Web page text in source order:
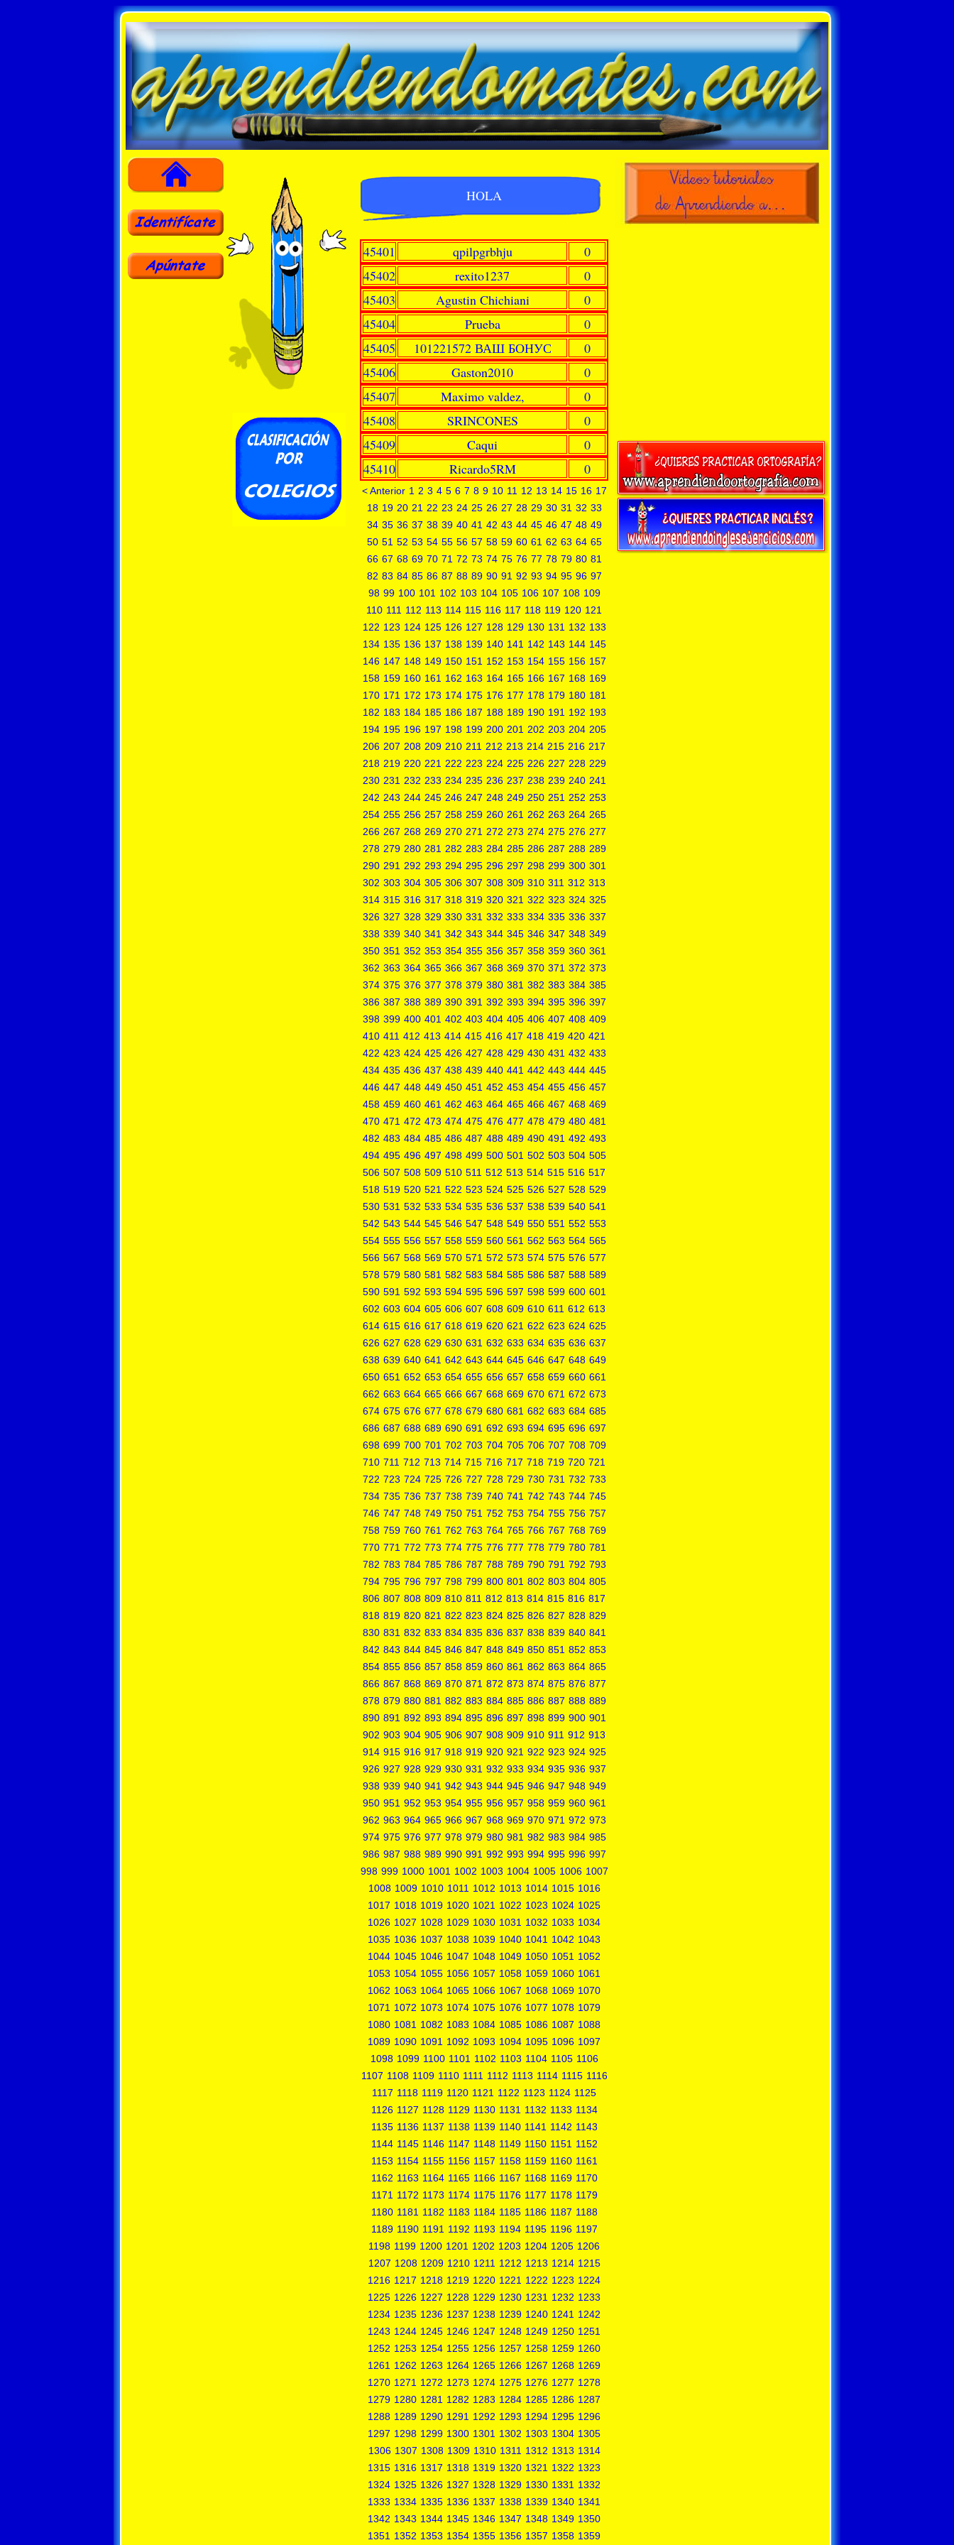
HOLA
45401 qpilpgrbhju
0
45402
rexito1237
0
45403
Agustin Chichiani
0
45404
Prueba
0
45405
101221572 ВАШ БОНУС
0
45406
Gaston2010
0
45407
Maximo valdez,
0
45408
SRINCONES
0
45409
Caqui
0
45410
Ricardo5RM 0
< Anterior 1 2 3 4 5 6 7 8 9 10 11 12 13 14 15 16 17
18 19 20 21 22 23 24 25 26 27 28 29 30 31 32 33
34 35 36 37 38 39 40 41 42 43 44 45 46 47 48 49
50 51 52 53 54 55 56 57 58 59 60 61 62 63 64 65
66 67 68 69 70 71 72 73 74 75 76 77 78 79 80 81
82 83 84 85 86 87 88 89 90 91 92 93 94 95 96 97
98 99 100 101 102 103 104 105 106 107 108 109
110 111 112 113 114 115 116 117 118 119 120 121
122 123 124 125 126 127 128 129 130 131 132 133
134 135 136 137 138 139 140 141 142 143 144 145
146 147 148 149 150 151 152 153 154 155 156 157
158 159 160 161 162 163 164 165 166 167 168 169
170 171 172 173 174 175 176 177 178 179 180 181
182 183 184 185 186 187 188 189 190 191 192 193
194 195 196 197 198 199 200 201 202 203 204 205
206 207 208 209 210 211 212 213 214 215 216 217
218 219 220 221 222 223 224 225 226 227 228 229
230 231 232 233 234 235 236 237 238 239 240 241
242 243 244 245 246 247 248 249 250 251 252 253
254 255 256 257 258 259 260 261 262 263 264 265
266 267 268 269 270 271 272 273 274 275 276 277
278 279 280 281 282 283 284 285 286 287 288 289
290 291 292 293 294 295 296 297 298 299 300 301
302 303 304 305 306 307 308 309 310 311 312 313
314 315 316 317 318 319 320 321 322 323 324 325
326 327 328 329 330 331 332 333 334 335 336 337
338 339 340 341 342 343 344 345 346 347 348 349
350 351 352 353 354 355 356 357 358 359 360 361
362 363 364 365 366 367 368 369 370 371 372 373
374 375 376 377 378 379 380 381 382 383 384 385
386 387 388 389 390 391 392 393 394 395 396 397
398 399 400 401 402 403 404 405 406 407 408 409
410 411 412 413 414 415 416 417 418 419 420 421
422 423 424 425 426 427 428 429 430 431 432 433
434 435 436 437 438 439 440 441 442 443 444 445
446 447 448 449 450 451 452 453 454 455 456 457
458 459 460 461 462 463 464 465 466 467 468 469
470 471 472 473 474 475 476 477 478 479 480 481
482 483 484 485 486 487 488 489 490 491 492 493
494 495 496 497 498 499 500 501 502 503 504 505
506 507 508 509 510 511 512 513 514 515 516 517
518 519 520 521 522 523 524 525 526 527 528 529
530 531 532 533 534 535 536 537 538 539 540 541
542 543 544 545 546 547 548 549 550 551 552 553
554 555 556 557 558 559 560 561 562 563 564 565
566 567 568 569 570 571 572 573 574 575 576 577
578 579 580 581 582 583 584 585 586 587 588 589
590 591 592 593 594 595 596 597 598 599 600 601
602 603 604 605 606 607 608 609 610 611 612 613
614 615 616 617 618 619 620 621 622 623 624 625
626 627 628 629 630 631 632 633 634 635 636 637
638 639 640 641 642 643 644 645 646 647 648 649
650 651 652 653 654 655 656 657 658 659 660 661
662 663 664 665 666 667 668 669 670 671 672 673
674 675 676 677 678 679 680 681 682 683 684 685
686 687 688 689 690 691 692 693 694 695 696 697
698 699 700 701 702 703 704 705 706 707 708 709
710 711 712 713 714 715 716 717 718 719 720 721
722 723 724 725 726 727 728 729 730 731 732 733
734 735 736 737 738 739 740 741 742 743 744 745
746 747 748 749 750 751 752 753 754 755 756 757
758 759 760 761 762 763 764 765 766 767 768 769
770 771 772 773 774 775 776 777 778 779 780 781
782 783 784 785 786 787 788 789 790 791 792 793
794 795 796 797 798 799 800 801 802 803 804 805
806 807 808 809 810 811 812 813 814 815 816 817
818 819 820 821 822 823 824 825 826 827 828 829
830 831 832 833 834 835 836 837 838 839 840 841
842 843 844 845 846 847 848 849 850 851 852 853
854 855 856 857 858 859 860 861 862 863 864 865
866 867 868 869 870 871 872 873 874 875 876 877
878 879 880 881 882 883 884 885 886 887 888 889
890 891 892 893 894 895 896 897 898 899 900 901
902 903 904 905 906 907 908 909 910 911 912 913
914 915 916 917 918 919 920 921 922 923 924 925
926 927 928 929 930 931 932 933 934 935 936 937
938 939 940 941 942 943 944 945 946 947 948 949
950 951 952 953 954 955 956 957 958 959 960 961
962 963 964 965 966 967 968 969 970 971 972 973
974 975 976 977 978 979 980 981 982 983 984 985
986 987 988 989 990 991 992 993 994 995 996 997
998 999 1000 1001 1002 1003 1004 1005 1006 1007
1008 1009 1010 1011 1012 1013 1014 1015 1016
1017 1018 1019 1020 1021 1022 1023 1024 1025
1026 1027 1028 1029 1030 1031 1032 1033 1034
1035 1036 1037 1038 1039 1040 1041 1042 1043
1044 1045 1046 1047 1048 1049 1050 1051 1052
1053 1054 1055 1056 1057 1058 1059 1060 1061
1062 1063 1064 1065 1066 1067 1068 1069 1070
1071 1072 1073 1074 1075 1076 1077 1078 1079
1080 1081 1082 1083 1084 1085 1086 1087 1088
1089 1090 1091 1092 1093 1094 1095 1096 1097
1098 1099 1100 1101 1102 1103 1104 1105 1106
1107 1108 1109 1110 1111 1112 1113 1114 1115 1116
1117 1118 1119 1120 1121 1122 1123 1124 1125
1126 1127 1128 1129 1130 1131 1132 1133 1134
1135 1136 1137 1138 1139 1140 1141 1142 1143
1144 1145 1146 1147 1148 1149 1150 1151 1152
1153 1154 1155 1156 1157 1158 1159 1160 1161
1162 1163 1164 1165 1166 1167 1168 1169 1170
1171 1172 1173 1174 1175 1176 1177 1178 1179
1180 1181 1182 1183 1184 1185 1186 1187 1188
1189 1190 1191 1192 1193 1194 1195 1196 1197
1198 1199 1200 1201 1202 1203 1204 1205 1206
1207 1208 1209 1210 1211 1212 1213 1214 1215
1216 1217 1218 1219 1220 1221 1222 1223 1224
1225 1226 1227 1228 1229 1230 1231 1232 1233
1234 1235 1236 1237 1238 1239 1240 1241 1242
1243 1244 1245 1246 1247 1248 1249 1250 1251
1252 1253 1254 1255 1256 1257 1258 1259 1260
1261 1262 1263 1264 1265 1266 1267 1268 1269
1270 1271 1272 1273 1274 1275 1276 1277 1278
1279 1280 1281 1282 1283 1284 1285 1286 1287
1288 1289 1290 1291 1292 1293 1294 1295 1296
1297 1298 1299 1300 1301 1302 1303 1304 1305
1306 1307 1308 1309 1310 1311 1312 1313 1314
1315 1316 1317 1318 1319 1320 1321 1322 1323
1324 1325 1326 1327 1328 1329 1330 1331 1332
1333 1334 1335 1336 1337 1338 1339 1340 1341
1342 1343 1344 1345 1346 1347 1348 1349 1350
1351 1352 1353 1354 1355 1356 1357 1358 1359